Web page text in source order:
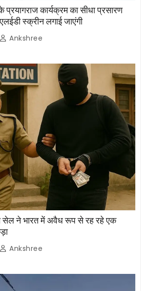
प्रयागराज कार्यक्रम का सीधा प्रसारण
स्क्रीन लगाई जाएंगी
Ankshree
सेल ने भारत में अवैध रूप से रह रहे एक
Ankshree